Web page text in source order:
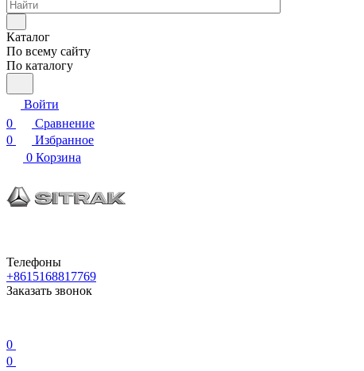
Каталог
По всему сайту
По каталогу
Войти
0
Сравнение
0
Избранное
0 Корзина
Телефоны
+8615168817769
Заказать звонок
0
0